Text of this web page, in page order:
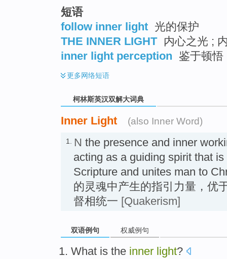
短语
follow inner light 光的保护
THE INNER LIGHT 内心之光 ;
inner light perception 鉴于顿悟
更多网络短语
柯林斯英汉双解大词典
Inner Light (also Inner Word)
1. N the presence and inner
acting as a guiding spirit that
Scripture and unites man to
的灵魂中产生的指引力量，优
督相统一 [Quakerism]
双语例句 权威例句
What is the inner light?